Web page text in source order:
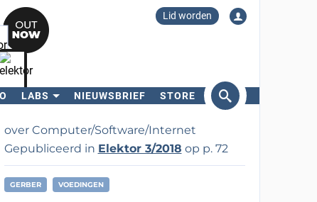
Lid worden
LABS NIEUWSBRIEF STORE
over Computer/Software/Internet
Gepubliceerd in Elektor 3/2018 op p. 72
GERBER VOEDINGEN